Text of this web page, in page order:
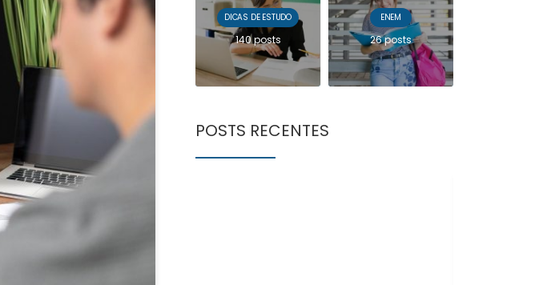
DICAS DE ESTUDO
140 posts
ENEM
26 posts
POSTS RECENTES